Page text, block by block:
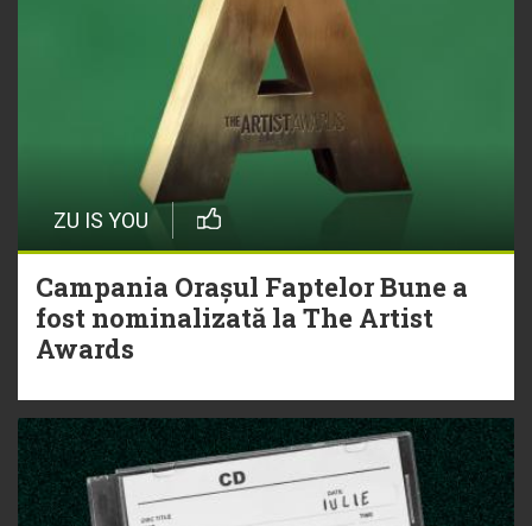
ZU IS YOU
Campania Orașul Faptelor Bune a
fost nominalizată la The Artist
Awards